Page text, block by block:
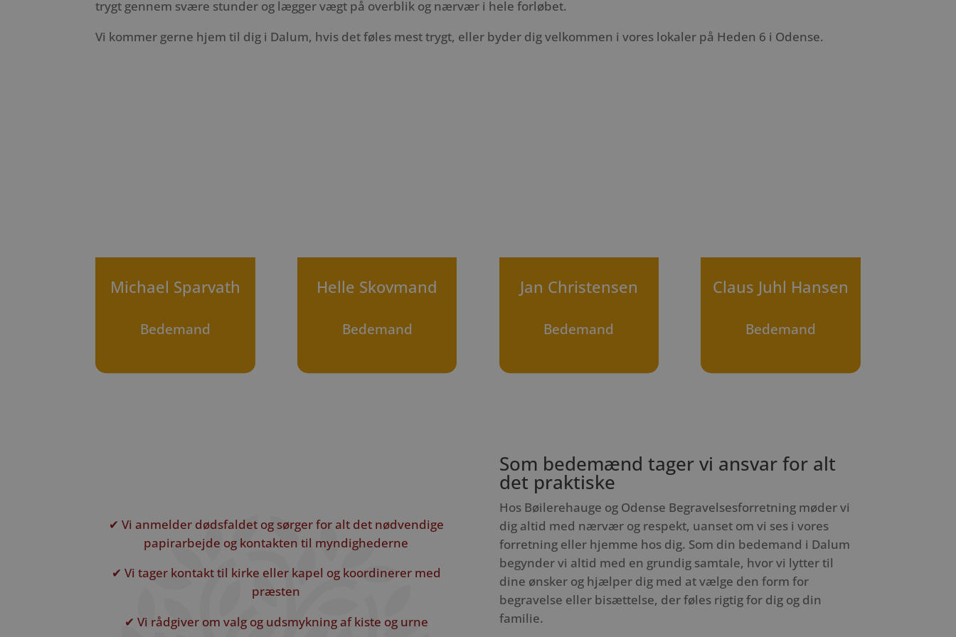
trygt gennem svære stunder og lægger vægt på overblik og nærvær i hele forløbet.
Vi kommer gerne hjem til dig i Dalum, hvis det føles mest trygt, eller byder dig velkommen i vores lokaler på Heden 6 i Odense.
Michael Sparvath
Bedemand
Helle Skovmand
Bedemand
Jan Christensen
Bedemand
Claus Juhl Hansen
Bedemand
✔ Vi anmelder dødsfaldet og sørger for alt det nødvendige
papirarbejde og kontakten til myndighederne
✔ Vi tager kontakt til kirke eller kapel og koordinerer med
præsten
✔ Vi rådgiver om valg og udsmykning af kiste og urne
Som bedemænd tager vi ansvar for alt
det praktiske
Hos Bøilerehauge og Odense Begravelsesforretning møder vi
dig altid med nærvær og respekt, uanset om vi ses i vores
forretning eller hjemme hos dig. Som din bedemand i Dalum
begynder vi altid med en grundig samtale, hvor vi lytter til
dine ønsker og hjælper dig med at vælge den form for
begravelse eller bisættelse, der føles rigtig for dig og din
familie.